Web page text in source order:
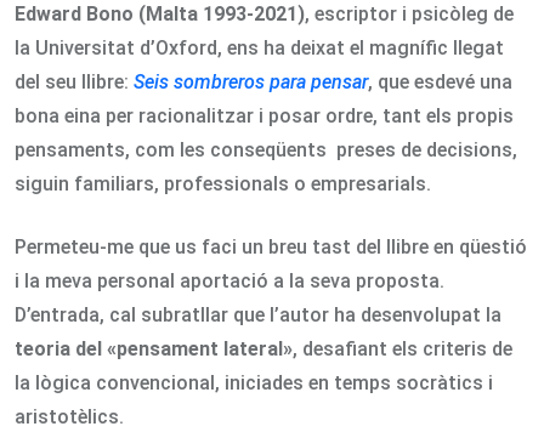
Edward Bono (Malta 1993-2021), escriptor i psicòleg de
la Universitat d’Oxford, ens ha deixat el magnífic llegat
del seu llibre: Seis sombreros para pensar, que esdevé una
bona eina per racionalitzar i posar ordre, tant els propis
pensaments, com les conseqüents preses de decisions,
siguin familiars, professionals o empresarials.
Permeteu-me que us faci un breu tast del llibre en qüestió
i la meva personal aportació a la seva proposta.
D’entrada, cal subratllar que l’autor ha desenvolupat la
teoria del «pensament lateral», desafiant els criteris de
la lògica convencional, iniciades en temps socràtics i
aristotèlics.